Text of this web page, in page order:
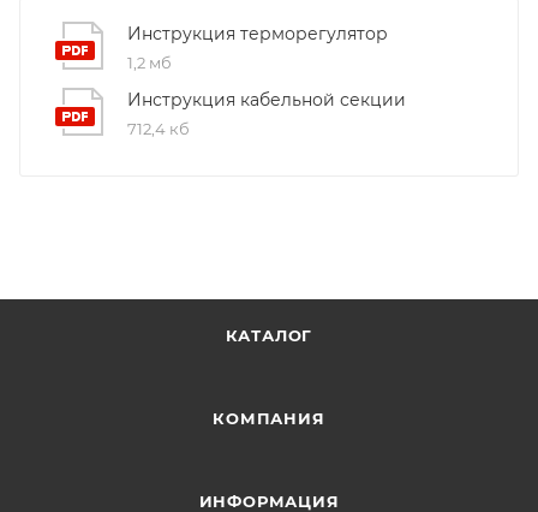
Инструкция терморегулятор
1,2 мб
Инструкция кабельной секции
712,4 кб
КАТАЛОГ
КОМПАНИЯ
ИНФОРМАЦИЯ